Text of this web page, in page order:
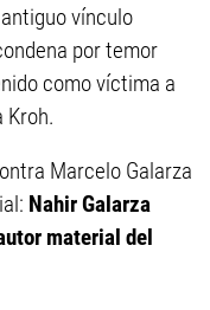
vínculo
por temor
como víctima a
Kroh.
Marcelo Galarza
Nahir Galarza
material del